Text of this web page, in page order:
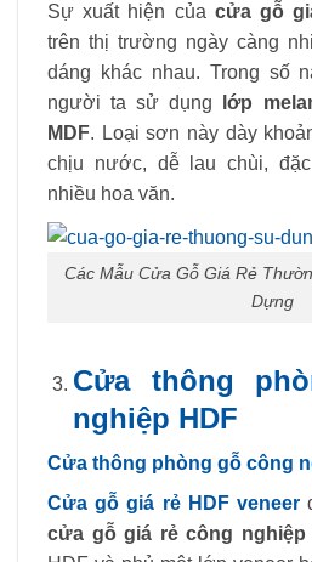
Sự xuất hiện của cửa gỗ
trên thị trường ngày càng
dáng khác nhau. Trong số
người ta sử dụng lớp
MDF. Loại sơn này dày
chịu nước, dễ lau chùi,
nhiều hoa văn.
Các Mẫu Cửa Gỗ Giá Rẻ
Dựng
Cửa thông
nghiệp HDF
Cửa thông phòng gỗ công
Cửa gỗ giá rẻ HDF veneer
cửa gỗ giá rẻ công nghiệp